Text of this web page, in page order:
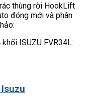
thùng rời HookLift
đóng mới và phân
ISUZU FVR34L: